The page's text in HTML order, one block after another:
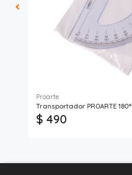
Proarte
Transportador PROARTE 180°
$ 490